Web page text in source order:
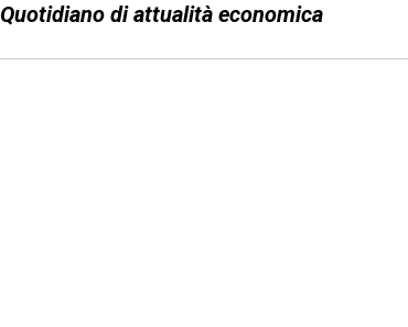
Quotidiano di attualità economica